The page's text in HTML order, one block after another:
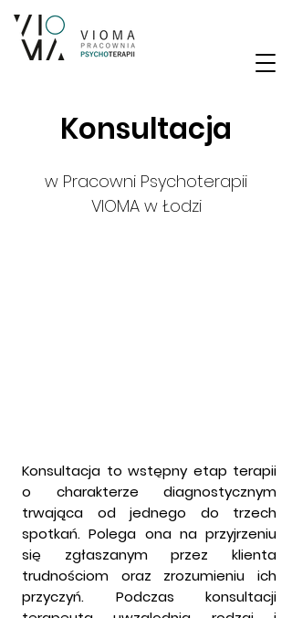
Konsultacja
w Pracowni Psychoterapii
VIOMA w Łodzi
Konsultacja to wstępny etap terapii
o charakterze diagnostycznym
trwająca od jednego do trzech
spotkań. Polega ona na przyjrzeniu
się zgłaszanym przez klienta
trudnościom oraz zrozumieniu ich
przyczyń. Podczas konsultacji